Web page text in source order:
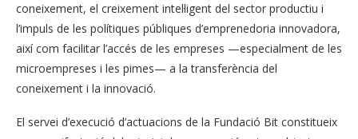
coneixement, el creixement intel·ligent del sector productiu i
l’impuls de les polítiques públiques d’emprenedoria innovadora,
així com facilitar l’accés de les empreses —especialment de les
microempreses i les pimes— a la transferència del
coneixement i la innovació.
El servei d’execució d’actuacions de la Fundació Bit constitueix